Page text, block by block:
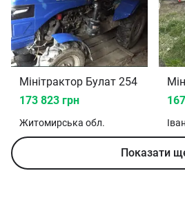
Мінітрактор Булат 254
173 823 грн
Житомирська обл.
Показати